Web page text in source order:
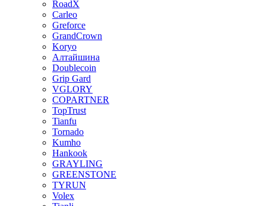
RoadX
Carleo
Greforce
GrandCrown
Koryo
Алтайшина
Doublecoin
Grip Gard
VGLORY
COPARTNER
TopTrust
Tianfu
Tornado
Kumho
Hankook
GRAYLING
GREENSTONE
TYRUN
Volex